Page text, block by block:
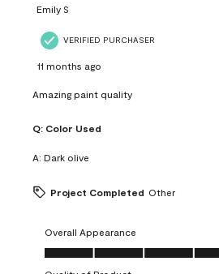
Emily S
VERIFIED PURCHASER
11 months ago
Amazing paint quality
Q: Color Used
A: Dark olive
Project Completed Other
Overall Appearance
Overall Appearance, 5.0 out of 5